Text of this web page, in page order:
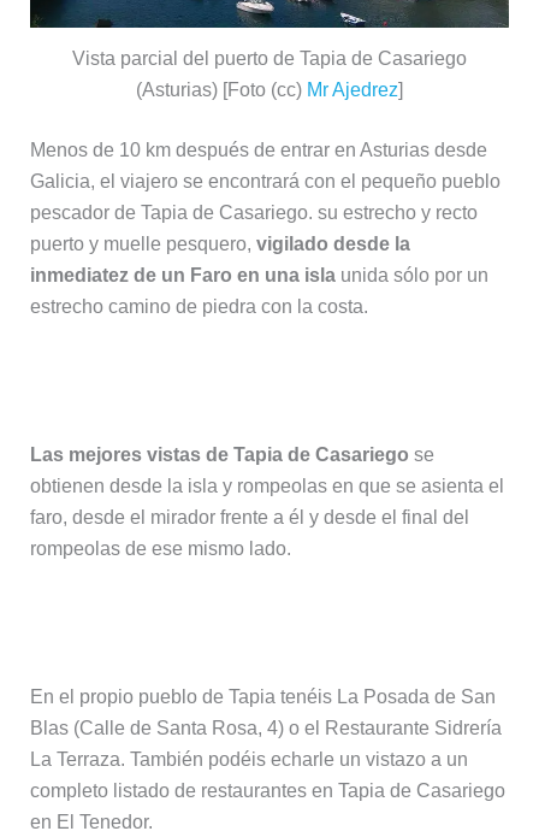
Vista parcial del puerto de Tapia de Casariego
(Asturias) [Foto (cc) Mr Ajedrez]
Menos de 10 km después de entrar en Asturias desde
Galicia, el viajero se encontrará con el pequeño pueblo
pescador de Tapia de Casariego. su estrecho y recto
puerto y muelle pesquero, vigilado desde la
inmediatez de un Faro en una islaunida sólo por un
estrecho camino de piedra con la costa.
Las mejores vistas de Tapia de Casariego se
obtienen desde la isla y rompeolas en que se asienta el
faro, desde el mirador frente a él y desde el final del
rompeolas de ese mismo lado.
En el propio pueblo de Tapia tenéis La Posada de San
Blas (Calle de Santa Rosa, 4) o el Restaurante Sidrería
La Terraza. También podéis echarle un vistazo a un
completo listado de restaurantes en Tapia de Casariego
en El Tenedor.